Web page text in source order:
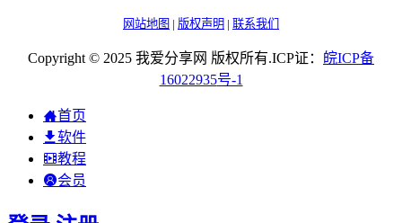
网站地图 | 版权声明 | 联系我们
Copyright © 2025 我爱分享网 版权所有.ICP证： 皖ICP备
16022935号-1
首页
软件
教程
会员